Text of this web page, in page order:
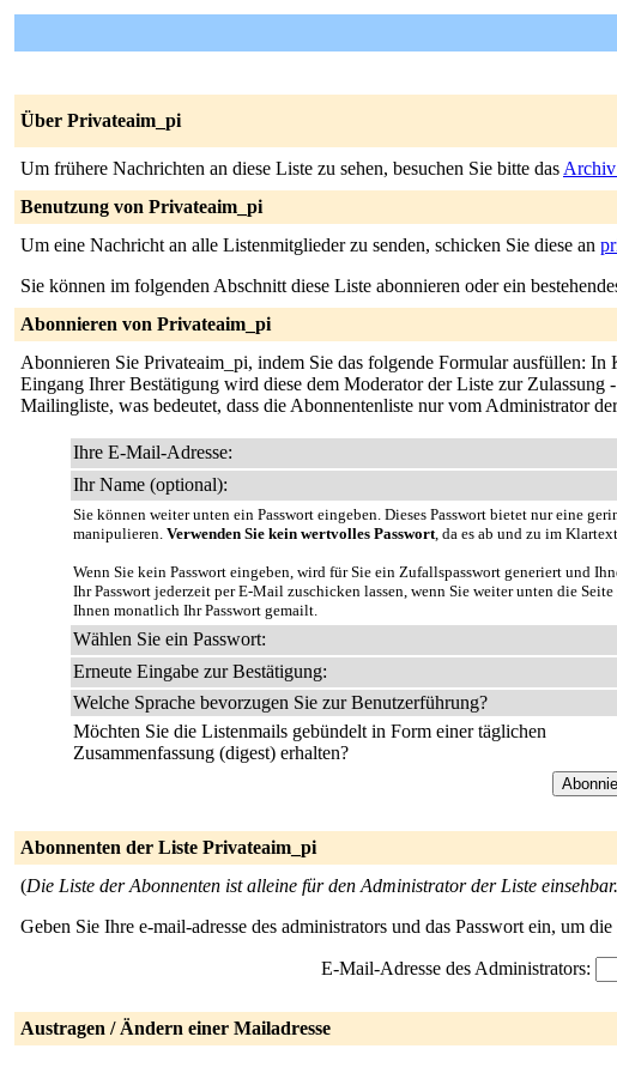
Über Privateaim_pi
Um frühere Nachrichten an diese Liste zu sehen, besuchen Sie bitte das Archiv
Benutzung von Privateaim_pi
Um eine Nachricht an alle Listenmitglieder zu senden, schicken Sie diese an
Sie können im folgenden Abschnitt diese Liste abonnieren oder ein
Abonnieren von Privateaim_pi
Abonnieren Sie Privateaim_pi, indem Sie das folgende Formular ausfüllen:
Eingang Ihrer Bestätigung wird diese dem Moderator der Liste zur
Mailingliste, was bedeutet, dass die Abonnentenliste nur vom Administrator
Ihre E-Mail-Adresse:
Ihr Name (optional):
Sie können weiter unten ein Passwort eingeben. Dieses Passwort bietet nur eine
manipulieren. Verwenden Sie kein wertvolles Passwort, da es ab und zu im
Wenn Sie kein Passwort eingeben, wird für Sie ein Zufallspasswort generiert und
Ihr Passwort jederzeit per E-Mail zuschicken lassen, wenn Sie weiter unten die
Ihnen monatlich Ihr Passwort gemailt.
Wählen Sie ein Passwort:
Erneute Eingabe zur Bestätigung:
Welche Sprache bevorzugen Sie zur Benutzerführung?
Möchten Sie die Listenmails gebündelt in Form einer täglichen
Zusammenfassung (digest) erhalten?
Abonnenten der Liste Privateaim_pi
(Die Liste der Abonnenten ist alleine für den Administrator der Liste einsehbar.
Geben Sie Ihre e-mail-adresse des administrators und das Passwort ein, um
E-Mail-Adresse des Administrators:
Austragen / Ändern einer Mailadresse